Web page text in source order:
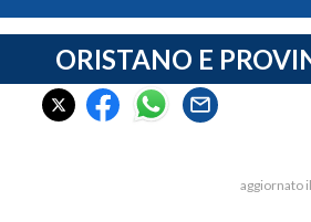
CRONACA SARDEGNA
CAGLIARI
ORISTANO E
aggiornato